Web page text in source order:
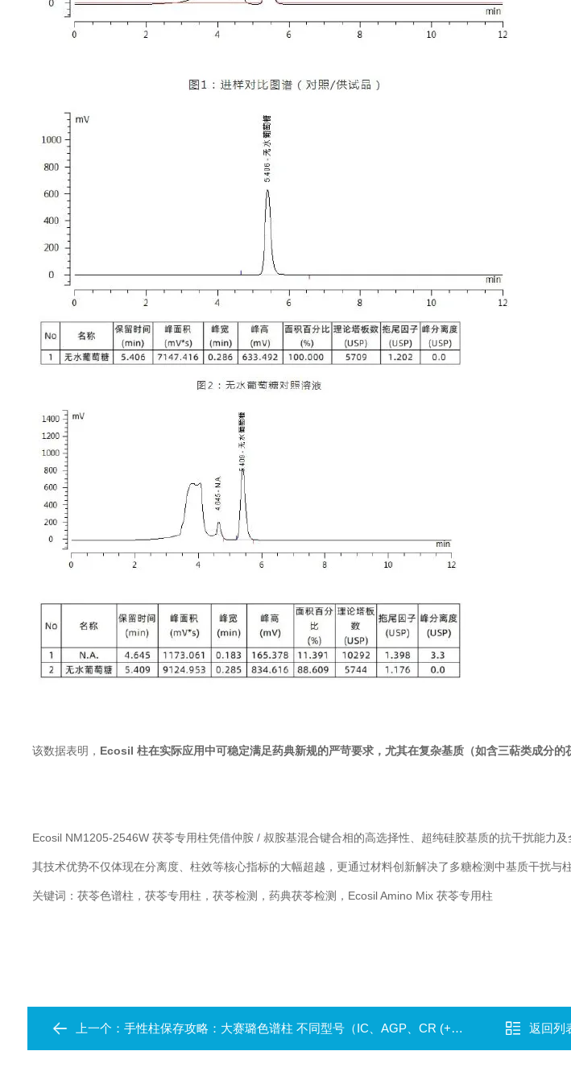
该数据表明， Ecosil 柱在实际应用中可稳定满足药典新规的严苛要求，尤其在复杂基质（如含三萜类成分的
Ecosil NM1205-2546W 茯苓专用柱凭借仲胺 / 叔胺基混合键合相的高选择性、超纯硅胶基质的抗干扰能力
其技术优势不仅体现在分离度、柱效等核心指标的大幅超越，更通过材料创新解决了多糖检测中基质干扰与
关键词：茯苓色谱柱，茯苓专用柱，茯苓检测，药典茯苓检测，Ecosil Amino Mix 茯苓专用柱
上一个： 手性柱保存攻略：大赛璐色谱柱 不同型号（IC、AGP、CR (+)）的溶剂选择 返回列